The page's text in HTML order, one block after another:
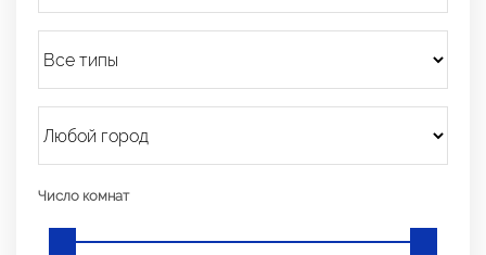
Число комнат